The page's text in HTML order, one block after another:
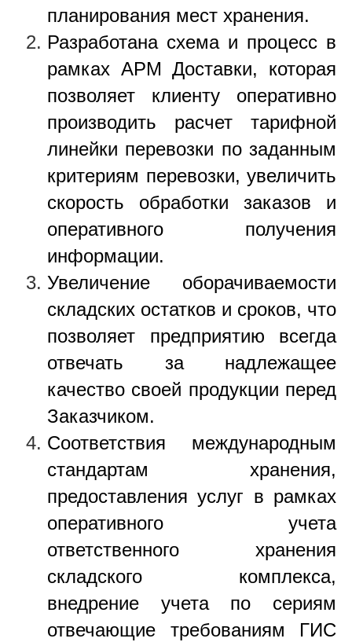
планирования мест хранения.
Разработана схема и процесс в
рамках АРМ Доставки, которая
позволяет клиенту оперативно
производить расчет тарифной
линейки перевозки по заданным
критериям перевозки, увеличить
скорость обработки заказов и
оперативного получения
информации.
Увеличение оборачиваемости
складских остатков и сроков, что
позволяет предприятию всегда
отвечать за надлежащее
качество своей продукции перед
Заказчиком.
Соответствия международным
стандартам хранения,
предоставления услуг в рамках
оперативного учета
ответственного хранения
складского комплекса,
внедрение учета по сериям
отвечающие требованиям ГИС